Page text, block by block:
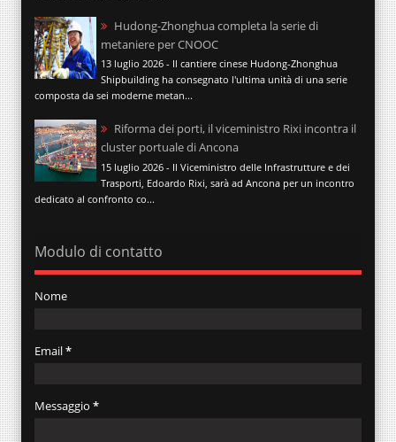
Hudong-Zhonghua completa la serie di
metaniere per CNOOC
13 luglio 2026 - Il cantiere cinese Hudong-Zhonghua
Shipbuilding ha consegnato l'ultima unità di una serie
composta da sei moderne metan...
Riforma dei porti, il viceministro Rixi incontra il
cluster portuale di Ancona
15 luglio 2026 - Il Viceministro delle Infrastrutture e dei
Trasporti, Edoardo Rixi, sarà ad Ancona per un incontro
dedicato al confronto co...
Modulo di contatto
Nome
Email*
Messaggio *